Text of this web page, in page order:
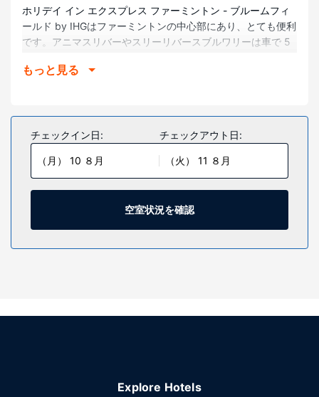
ホリデイ イン エクスプレス ファーミントン - ブルームフィ
ールド by IHGはファーミントンの中心部にあり、とても便利
です。アニマスリバーやスリーリバースブルワリーは車で 5
博物館と科学センターまで 3 km の場所にあります。
全部で 101 ある冷房完備の客室には電子レンジ、DVD プレー
ヤーなどが備わっており、ゆっくりおくつろぎいただけま
す。ピロートップのベッドに、高級寝具が付いています。32
インチの薄型テレビで衛星放送をご覧いただけるほか、WiFi
(無料)などもご利用いただけます。専用バスルームには、バ
スアメニティ (無料)、ヘアドライヤーが付いています。
ーなどのレクリエーション設備をご利用ください。その他の
ご利用いただけます。
もっと見る
チェックイン日:
（月） 10 ８月
チェックアウト日:
（火） 11 ８月
空室状況を確認
Explore Hotels